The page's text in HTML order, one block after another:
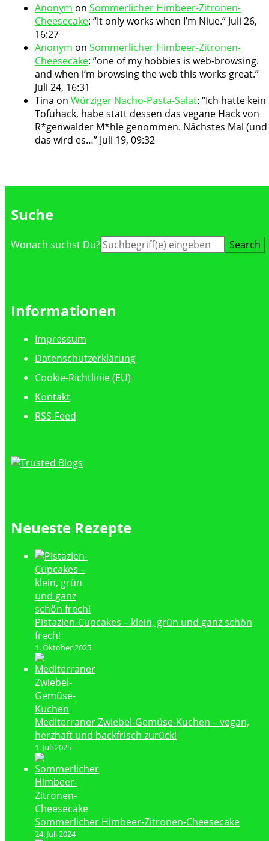
Anonym on Sommerlicher Himbeer-Zitronen-
Cheesecake: “It only works when I’m Niue.” Juli 26,
16:27
Anonym on Sommerlicher Himbeer-Zitronen-
Cheesecake: “one of my hobbies is web-browsing.
and when i’m browsing the web this works great.”
Juli 24, 16:31
Tina on Würziger Nacho-Pasta-Salat: “Ich hatte kein
Tofuhack, habe statt dessen das vegane Hack von
R*genwalder M*hle genommen. Nächstes Mal (und
das wird es…” Juli 19, 09:32
Suche
Suche
Wonach suchst Du?
Informationen
Impressum
Datenschutzerklärung
Cookie-Richtlinie (EU)
Kontakt
RSS-Feed
Neueste Rezepte
Pistazien-Cupcakes – klein, grün und ganz schön
frech!
1. Oktober 2025
Mediterraner Zwiebel-Gemüse-Kuchen – vegan,
herzhaft und backfrisch zurück!
1. Juli 2025
Sommerlicher Himbeer-Zitronen-Cheesecake
24. Juli 2024